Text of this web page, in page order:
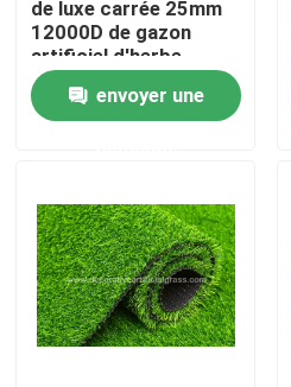
Des produits
Visite de l'usine
Contrôle de qualité
de luxe carrée 25mm
12000D de gazon
artificiel d'herbe
envoyer une